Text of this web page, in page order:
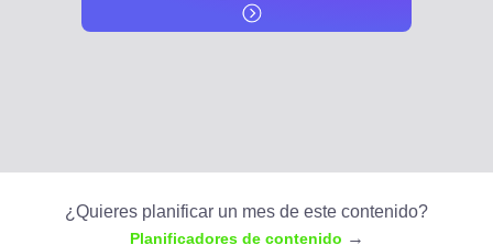
¿Quieres planificar un mes de este contenido?
Planificadores de contenido →